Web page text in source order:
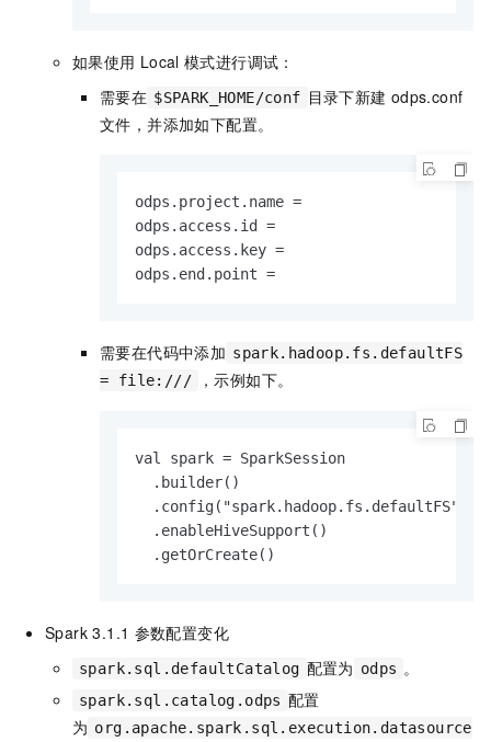
如果使用 Local 模式进行调试：
需要在 $SPARK_HOME/conf 目录下新建 odps.conf
文件，并添加如下配置。
odps.project.name =
odps.access.id =
odps.access.key =
odps.end.point =
需要在代码中添加 spark.hadoop.fs.defaultFS
= file:///
，示例如下。
val spark = SparkSession
  .builder()
.config("spark.hadoop.fs.defaultFS",
  .enableHiveSupport()
  .getOrCreate()
Spark 3.1.1 参数配置变化
spark.sql.defaultCatalog 配置为 odps 。
spark.sql.catalog.odps 配置
为 org.apache.spark.sql.execution.datasource